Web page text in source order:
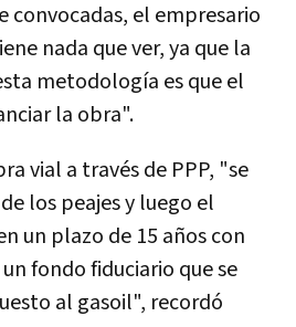
convocadas, el empresario
nada que ver, ya que la
metodologí­a es que el
la obra".
vial a través de PPP, "se
los peajes y luego el
un plazo de 15 años con
fondo fiduciario que se
al gasoil", recordó